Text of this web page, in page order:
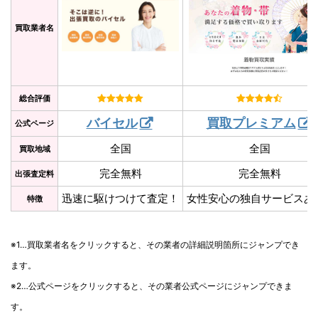
買取業者名
総合評価
公式ページ バイセル 買取プレミアム
買取地域 全国 全国
出張査定料 完全無料 完全無料
特徴 迅速に駆けつけて査定！ 女性安心の独自サービスあ
※1…買取業者名をクリックすると、その業者の詳細説明箇所にジャンプでき
ます。
※2…公式ページをクリックすると、その業者公式ページにジャンプできま
す。